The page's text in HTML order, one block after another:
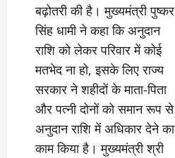
बढ़ोतरी की है। मुख्यमंत्री पुष्कर
सिंह धामी ने कहा कि अनुदान
राशि को लेकर परिवार में कोई
मतभेद ना हो, इसके लिए राज्य
सरकार ने शहीदों के माता-पिता
और पत्नी दोनों को समान रूप से
अनुदान राशि में अधिकार देने का
काम किया है। मुख्यमंत्री श्री